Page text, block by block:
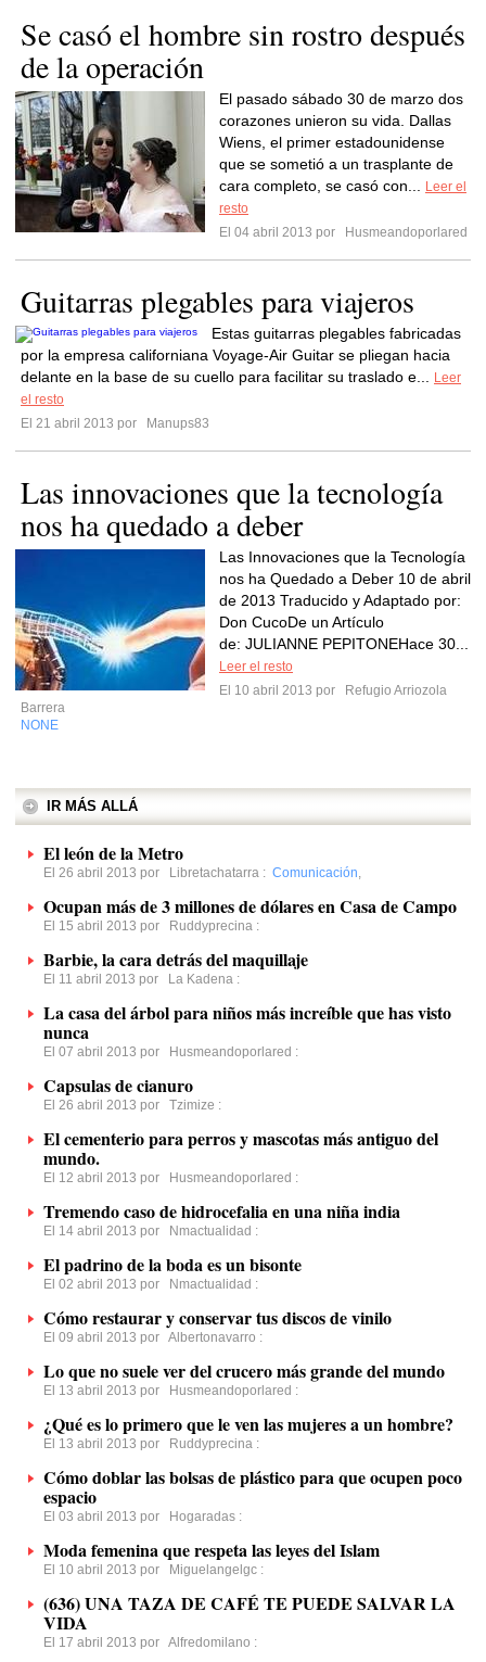
Se casó el hombre sin rostro después
de la operación
El pasado sábado 30 de marzo dos
corazones unieron su vida. Dallas
Wiens, el primer estadounidense
que se sometió a un trasplante de
cara completo, se casó con...
Leer el
resto
El 04 abril 2013 por
Husmeandoporlared
Guitarras plegables para viajeros
Estas guitarras plegables fabricadas
por la empresa californiana Voyage-Air Guitar se pliegan hacia
delante en la base de su cuello para facilitar su traslado e...
Leer
el resto
El 21 abril 2013 por
Manups83
Las innovaciones que la tecnología
nos ha quedado a deber
Las Innovaciones que la Tecnología
nos ha Quedado a Deber 10 de abril
de 2013 Traducido y Adaptado por:
Don CucoDe un Artículo
de: JULIANNE PEPITONEHace 30...
Leer el resto
El 10 abril 2013 por
Refugio Arriozola
Barrera
NONE
IR MÁS ALLÁ
El león de la Metro
El 26 abril 2013 por Libretachatarra : Comunicación,
Ocupan más de 3 millones de dólares en Casa de Campo
El 15 abril 2013 por Ruddyprecina :
Barbie, la cara detrás del maquillaje
El 11 abril 2013 por La Kadena :
La casa del árbol para niños más increíble que has visto
nunca
El 07 abril 2013 por Husmeandoporlared :
Capsulas de cianuro
El 26 abril 2013 por Tzimize :
El cementerio para perros y mascotas más antiguo del
mundo.
El 12 abril 2013 por Husmeandoporlared :
Tremendo caso de hidrocefalia en una niña india
El 14 abril 2013 por Nmactualidad :
El padrino de la boda es un bisonte
El 02 abril 2013 por Nmactualidad :
Cómo restaurar y conservar tus discos de vinilo
El 09 abril 2013 por Albertonavarro :
Lo que no suele ver del crucero más grande del mundo
El 13 abril 2013 por Husmeandoporlared :
¿Qué es lo primero que le ven las mujeres a un hombre?
El 13 abril 2013 por Ruddyprecina :
Cómo doblar las bolsas de plástico para que ocupen poco
espacio
El 03 abril 2013 por Hogaradas :
Moda femenina que respeta las leyes del Islam
El 10 abril 2013 por Miguelangelgc :
(636) UNA TAZA DE CAFÉ TE PUEDE SALVAR LA
VIDA
El 17 abril 2013 por Alfredomilano :